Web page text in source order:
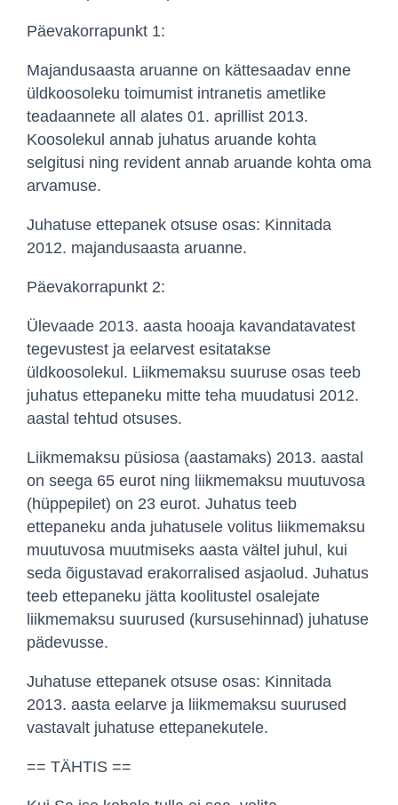
Päevakorrapunkt 1:
Majandusaasta aruanne on kättesaadav enne
üldkoosoleku toimumist intranetis ametlike
teadaannete all alates 01. aprillist 2013.
Koosolekul annab juhatus aruande kohta
selgitusi ning revident annab aruande kohta oma
arvamuse.
Juhatuse ettepanek otsuse osas: Kinnitada
2012. majandusaasta aruanne.
Päevakorrapunkt 2:
Ülevaade 2013. aasta hooaja kavandatavatest
tegevustest ja eelarvest esitatakse
üldkoosolekul. Liikmemaksu suuruse osas teeb
juhatus ettepaneku mitte teha muudatusi 2012.
aastal tehtud otsuses.
Liikmemaksu püsiosa (aastamaks) 2013. aastal
on seega 65 eurot ning liikmemaksu muutuvosa
(hüppepilet) on 23 eurot. Juhatus teeb
ettepaneku anda juhatusele volitus liikmemaksu
muutuvosa muutmiseks aasta vältel juhul, kui
seda õigustavad erakorralised asjaolud. Juhatus
teeb ettepaneku jätta koolitustel osalejate
liikmemaksu suurused (kursusehinnad) juhatuse
pädevusse.
Juhatuse ettepanek otsuse osas: Kinnitada
2013. aasta eelarve ja liikmemaksu suurused
vastavalt juhatuse ettepanekutele.
== TÄHTIS ==